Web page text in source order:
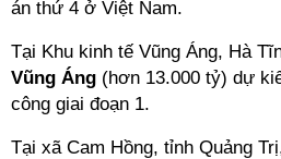
án thứ 4 ở Việt Nam.
Tại Khu kinh tế Vũng Áng, Hà
Vũng Áng (hơn 13.000 tỷ) dự
công giai đoạn 1.
Tại xã Cam Hồng, tỉnh Quảng